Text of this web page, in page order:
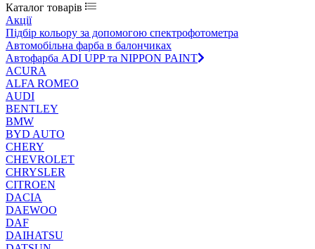
Каталог товарів
Акції
Підбір кольору за допомогою спектрофотометра
Автомобільна фарба в балончиках
Автофарба ADI UPP та NIPPON PAINT
ACURA
ALFA ROMEO
AUDI
BENTLEY
BMW
BYD AUTO
CHERY
CHEVROLET
CHRYSLER
CITROEN
DACIA
DAEWOO
DAF
DAIHATSU